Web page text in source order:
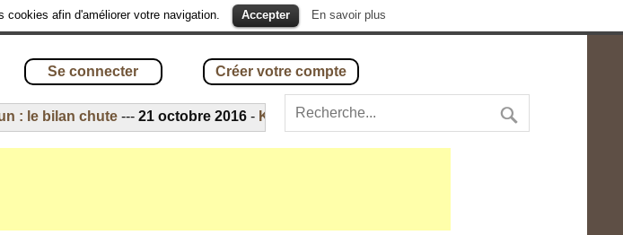
afin d'améliorer votre navigation. Accepter En savoir plus
Se connecter Créer votre compte
bilan chute---21 octobre 2016-Kondre tchop à la viande de chèvre : la recette